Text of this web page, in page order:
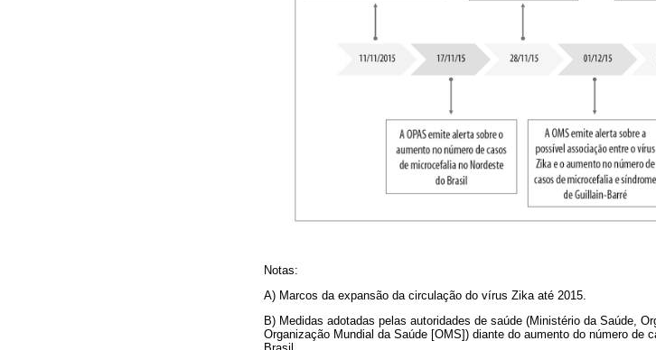
Notas:
A) Marcos da expansão da circulação do vírus Zika até 2015.
B) Medidas adotadas pelas autoridades de saúde (Ministério da Saúde,
Organização Mundial da Saúde [OMS]) diante do aumento do número de